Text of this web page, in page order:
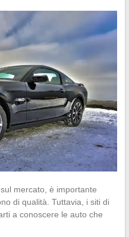
mercato, è importante
di qualità. Tuttavia, i siti di
a conoscere le auto che